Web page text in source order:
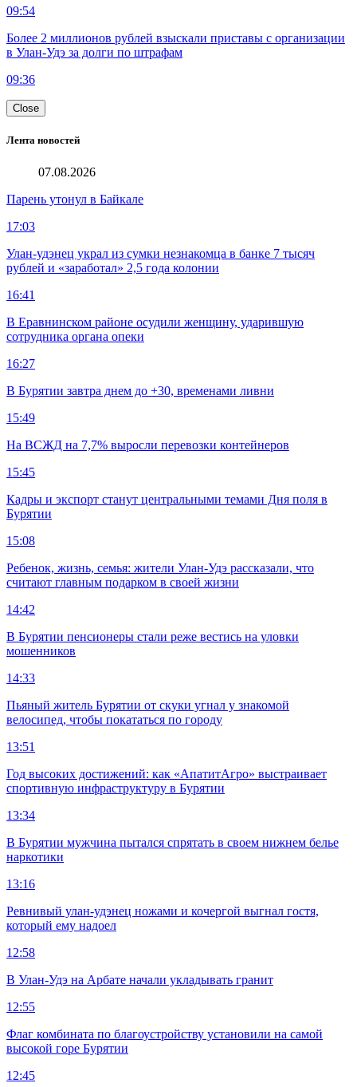
09:54
Более 2 миллионов рублей взыскали приставы с организации
в Улан-Удэ за долги по штрафам
09:36
Close
Лента новостей
07.08.2026
Парень утонул в Байкале
17:03
Улан-удэнец украл из сумки незнакомца в банке 7 тысяч
рублей и «заработал» 2,5 года колонии
16:41
В Еравнинском районе осудили женщину, ударившую
сотрудника органа опеки
16:27
В Бурятии завтра днем до +30, временами ливни
15:49
На ВСЖД на 7,7% выросли перевозки контейнеров
15:45
Кадры и экспорт станут центральными темами Дня поля в
Бурятии
15:08
Ребенок, жизнь, семья: жители Улан-Удэ рассказали, что
считают главным подарком в своей жизни
14:42
В Бурятии пенсионеры стали реже вестись на уловки
мошенников
14:33
Пьяный житель Бурятии от скуки угнал у знакомой
велосипед, чтобы покататься по городу
13:51
Год высоких достижений: как «АпатитАгро» выстраивает
спортивную инфраструктуру в Бурятии
13:34
В Бурятии мужчина пытался спрятать в своем нижнем белье
наркотики
13:16
Ревнивый улан-удэнец ножами и кочергой выгнал гостя,
который ему надоел
12:58
В Улан-Удэ на Арбате начали укладывать гранит
12:55
Флаг комбината по благоустройству установили на самой
высокой горе Бурятии
12:45